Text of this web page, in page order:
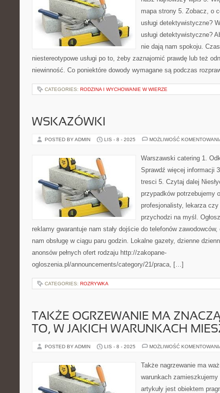
mapa strony 5. Zobacz, o
usługi detektywistyczne?
usługi detektywistyczne?
nie dają nam spokoju.
niestereotypowe usługi po to, żeby zaznajomić prawdę lub też
niewinność. Co poniektóre dowody wymagane są podczas
CATEGORIES: RODZINA I WYCHOWANIE W WIERZE
WSKAZÓWKI
POSTED BY ADMIN LIS - 8 - 2025 MOŻLIWOŚĆ
Warszawski catering 1.
Sprawdź więcej informacji
tresci 5. Czytaj dalej
przypadków potrzebujemy
profesjonalisty, lekarza
przychodzi na myśl.
reklamy gwarantuje nam stały dojście do telefonów
nam obsługę w ciągu paru godzin. Lokalne gazety, dzienne
anonsów pełnych ofert rodzaju http://zakopane-
ogloszenia.pl/announcements/category/21/praca, […]
CATEGORIES: ROZRYWKA
TAKŻE OGRZEWANIE MA
TO, W JAKICH WARUNKACH
POSTED BY ADMIN LIS - 8 - 2025 MOŻLIWOŚĆ
Także nagrzewanie ma
warunkach
artykuły jest obiektem